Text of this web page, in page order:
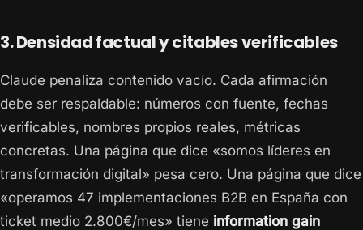
3. Densidad factual y citables verificables
Claude penaliza contenido vacío. Cada afirmación
debe ser respaldable: números con fuente, fechas
verificables, nombres propios reales, métricas
concretas. Una página que dice «somos líderes en
transformación digital» pesa cero. Una página que dice
«operamos 47 implementaciones B2B en España con
ticket medio 2.800€/mes» tiene information gain